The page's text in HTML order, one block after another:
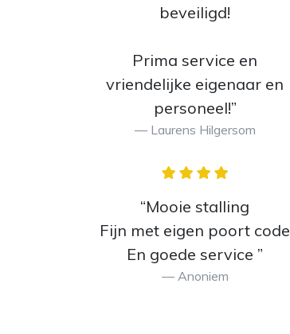
beveiligd!
Prima service en
vriendelijke eigenaar en
personeel!”
Laurens Hilgersom
“Mooie stalling
Fijn met eigen poort code
En goede service ”
Anoniem